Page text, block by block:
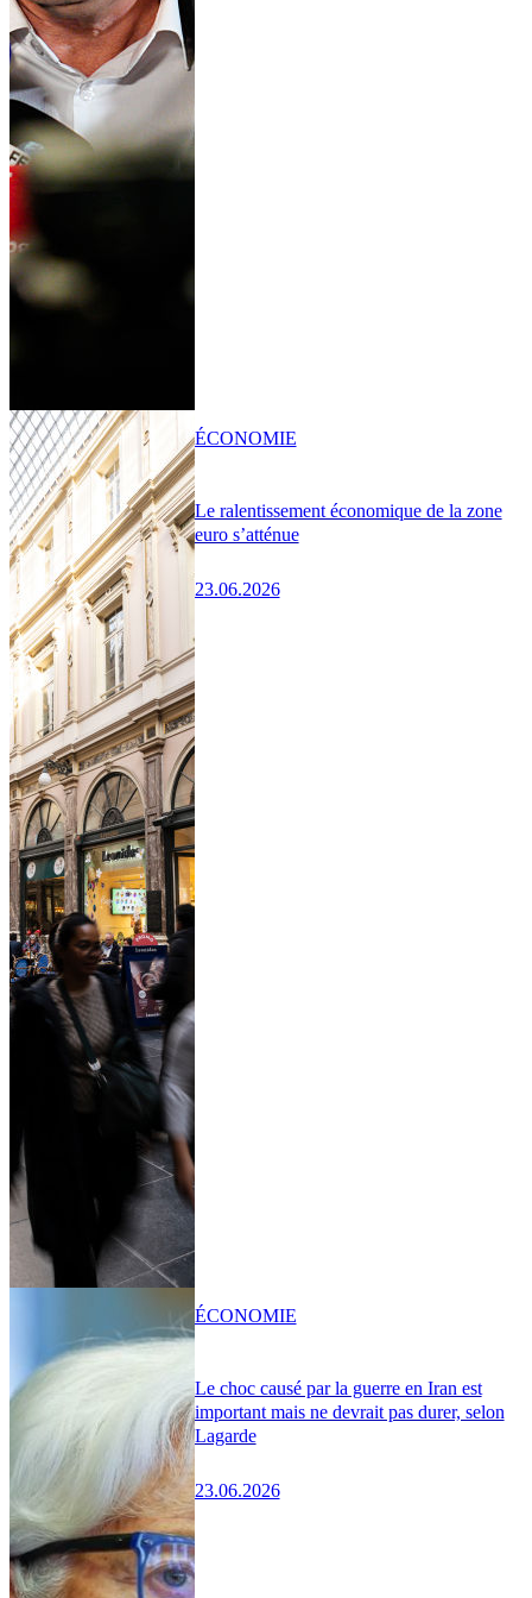
Le ralentissement économique de la zone
euro s’atténue
23.06.2026
ÉCONOMIE
Le choc causé par la guerre en Iran est
important mais ne devrait pas durer, selon
Lagarde
23.06.2026
ÉCONOMIE